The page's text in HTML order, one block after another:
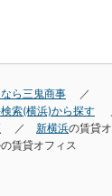
ら三鬼商事
索(横浜)から探す
新横浜の賃貸
賃貸オフィス